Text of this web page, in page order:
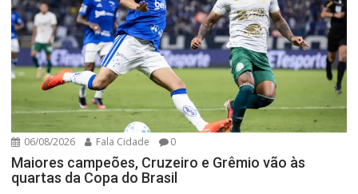
06/08/2026 Fala Cidade 0
Maiores campeões, Cruzeiro e Grêmio vão às
quartas da Copa do Brasil